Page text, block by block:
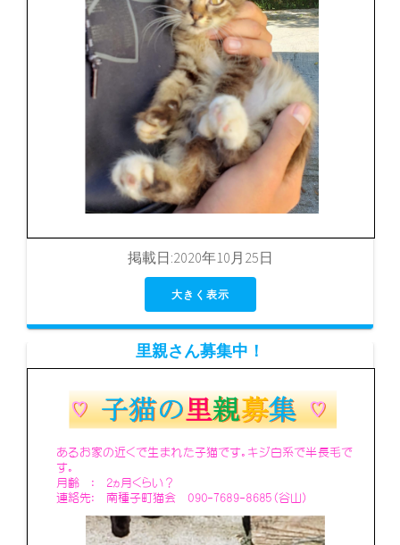
掲載日:2020年10月25日
大きく表示
里親さん募集中！